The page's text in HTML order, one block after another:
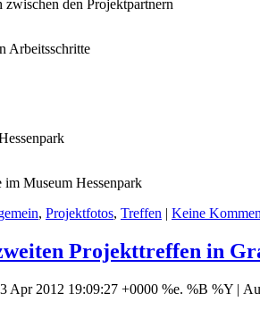
zwischen den Projektpartnern
Arbeitsschritte
Museum Hessenpark
, Projektfotos, Treffen | Keine
Projekttreffen in
Apr 2012 19:09:27 +0000 %e. %B %Y |